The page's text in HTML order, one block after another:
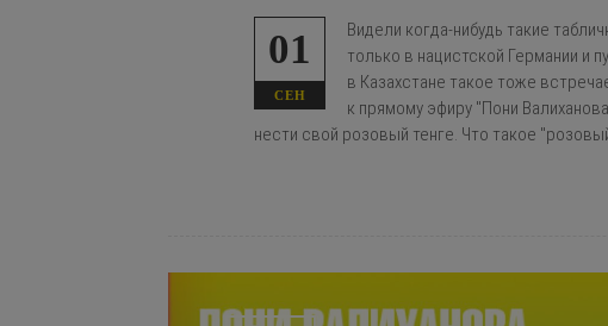
01
СЕН
Видели когда-нибудь такие
только в нацистской Германии и
в Казахстане такое тоже
к прямому эфиру "Пони
нести свой розовый тенге. Что такое